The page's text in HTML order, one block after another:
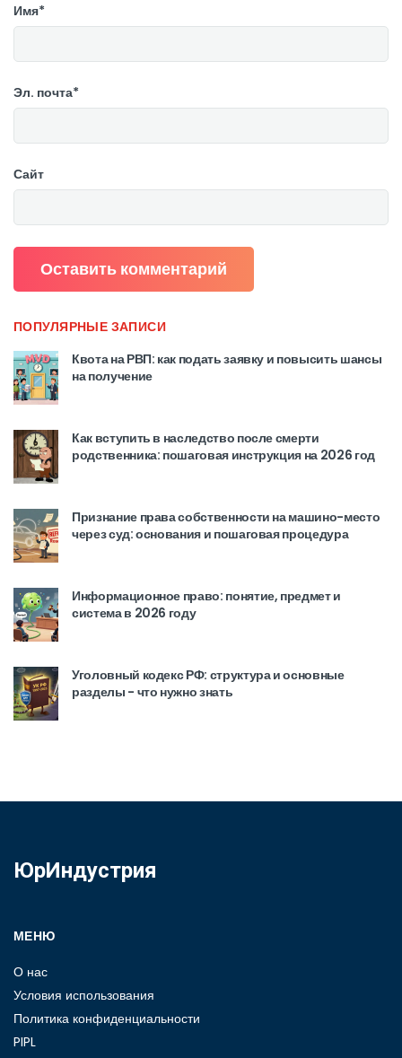
Имя*
Эл. почта*
Сайт
ПОПУЛЯРНЫЕ ЗАПИСИ
Квота на РВП: как подать заявку и повысить шансы
на получение
Как вступить в наследство после смерти
родственника: пошаговая инструкция на 2026 год
Признание права собственности на машино-место
через суд: основания и пошаговая процедура
Информационное право: понятие, предмет и
система в 2026 году
Уголовный кодекс РФ: структура и основные
разделы - что нужно знать
ЮрИндустрия
МЕНЮ
О нас
Условия использования
Политика конфиденциальности
PIPL